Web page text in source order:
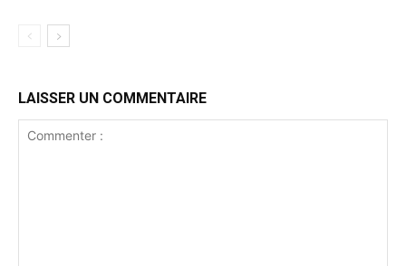
LAISSER UN COMMENTAIRE